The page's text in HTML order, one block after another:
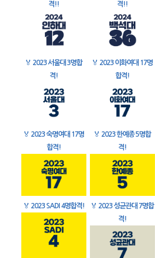
격!!
격!!
🏅 2023 서울대 3명합
격!
🏅 2023 이화여대 17명
합격!
🏅 2023 숙명여대 17명
합격!
🏅 2023 한예종 5명합
격!
🏅 2023 SADI 4명합격! 🏅 2023 성균관대 7명합
격!